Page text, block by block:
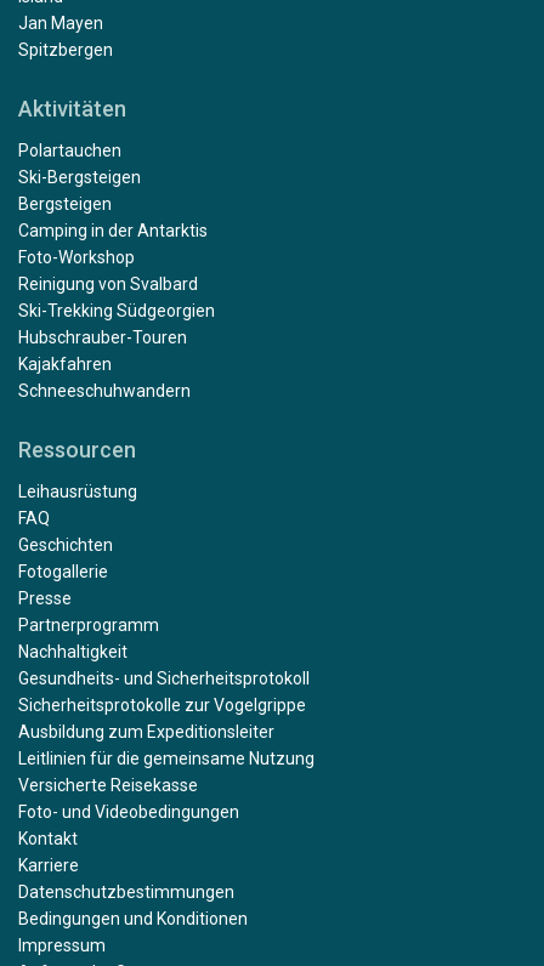
Jan Mayen
Spitzbergen
Aktivitäten
Polartauchen
Ski-Bergsteigen
Bergsteigen
Camping in der Antarktis
Foto-Workshop
Reinigung von Svalbard
Ski-Trekking Südgeorgien
Hubschrauber-Touren
Kajakfahren
Schneeschuhwandern
Ressourcen
Leihausrüstung
FAQ
Geschichten
Fotogallerie
Presse
Partnerprogramm
Nachhaltigkeit
Gesundheits- und Sicherheitsprotokoll
Sicherheitsprotokolle zur Vogelgrippe
Ausbildung zum Expeditionsleiter
Leitlinien für die gemeinsame Nutzung
Versicherte Reisekasse
Foto- und Videobedingungen
Kontakt
Karriere
Datenschutzbestimmungen
Bedingungen und Konditionen
Impressum